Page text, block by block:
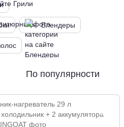
Блендеры
По популярности